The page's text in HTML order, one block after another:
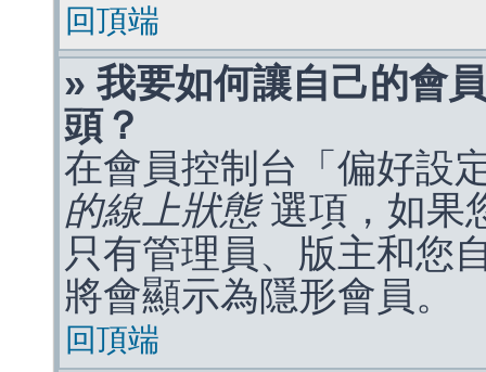
回頂端
» 我要如何讓自己的會
頭？
在會員控制台「偏好設
的線上狀態選項，如果
只有管理員、版主和您
將會顯示為隱形會員。
回頂端